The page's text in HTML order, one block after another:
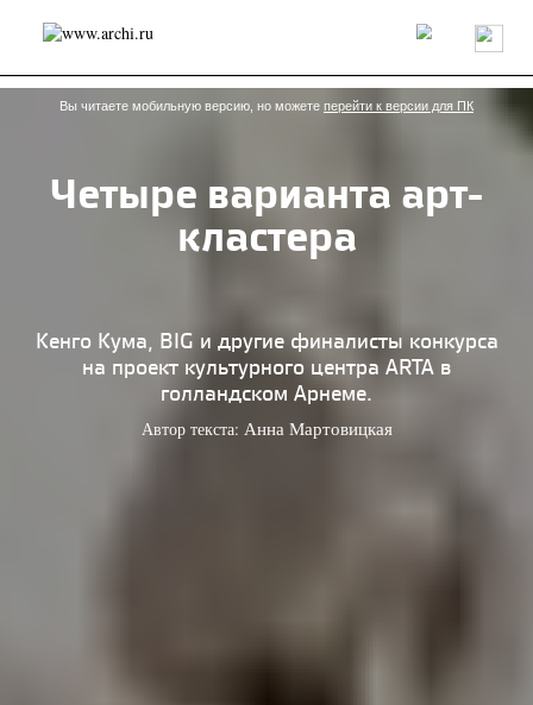
Россия Мир Технологии Интерьер Пресса
Архитекторы
Проекты
Конкурсы События Книги Вакансии
send.project Анонсы конкурсов
Блог
Интервью Исследование
Мнение
Объект
Результаты конкурса
Книги
Наследие Образование
Урбанистика
Вы читаете мобильную версию, но можете перейти к версии для ПК
Четыре варианта арт-
кластера
Кенго Кума, BIG и другие финалисты конкурса
на проект культурного центра ARTA в
голландском Арнеме.
Автор текста: Анна Мартовицкая